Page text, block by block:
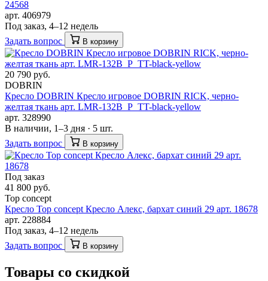
24568
арт. 406979
Под заказ, 4–12 недель
Задать вопрос
В корзину
20 790 руб.
DOBRIN
Кресло DOBRIN Кресло игровое DOBRIN RICK, черно-
желтая ткань арт. LMR-132B_P_TT-black-yellow
арт. 328990
В наличии, 1–3 дня · 5 шт.
Задать вопрос
В корзину
Под заказ
41 800 руб.
Top concept
Кресло Top concept Кресло Алекс, бархат синий 29 арт. 18678
арт. 228884
Под заказ, 4–12 недель
Задать вопрос
В корзину
Товары со скидкой